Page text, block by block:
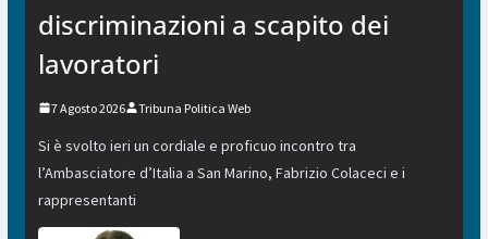
discriminazioni a scapito dei
lavoratori
7 Agosto 2026 Tribuna Politica Web
Si è svolto ieri un cordiale e proficuo incontro tra
l’Ambasciatore d’Italia a San Marino, Fabrizio Colaceci e i
rappresentanti